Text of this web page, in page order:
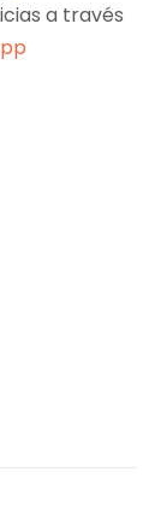
a través